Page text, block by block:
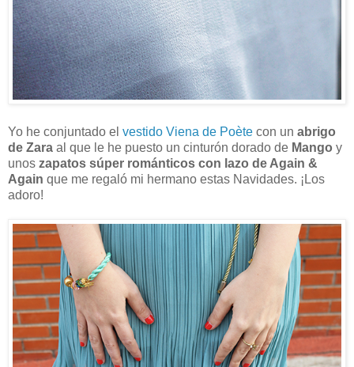
Yo he conjuntado el vestido Viena de Poète con un abrigo
de Zara al que le he puesto un cinturón dorado de Mango y
unos zapatos súper románticos con lazo de Again &
Again que me regaló mi hermano estas Navidades. ¡Los
adoro!